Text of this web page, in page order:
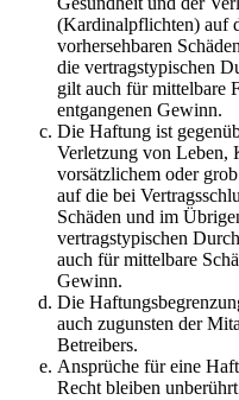
(Kardinalpflichten) auf
vorhersehbaren
die vertragstypischen
gilt auch für mittelbare
entgangenen Gewinn.
Die Haftung ist
Verletzung von Leben,
vorsätzlichem oder
auf die bei
Schäden und im
vertragstypischen
auch für mittelbare
Gewinn.
Die
auch zugunsten der
Betreibers.
Ansprüche für eine
Recht bleiben